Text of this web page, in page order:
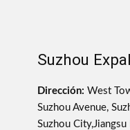
Suzhou
Dirección: West
Suzhou Avenue,
Suzhou City,Jiangsu